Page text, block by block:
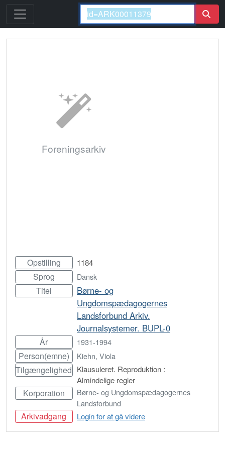
Foreningsarkiv
Opstilling 1184
Sprog Dansk
Titel
Børne- og
Ungdomspædagogernes
Landsforbund Arkiv.
Journalsystemer. BUPL-0
År 1931-1994
Person(emne) Kiehn, Viola
Tilgængelighed Klausuleret. Reproduktion :
Almindelige regler
Korporation
Børne- og Ungdomspædagogernes
Landsforbund
Arkivadgang Login for at gå videre
Bestil